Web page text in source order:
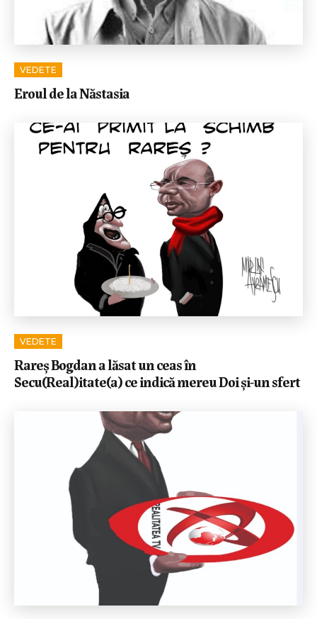
VEDETE
Eroul de la Năstasia
VEDETE
Rareș Bogdan a lăsat un ceas în
Secu(Real)itate(a) ce indică mereu Doi și-un sfert